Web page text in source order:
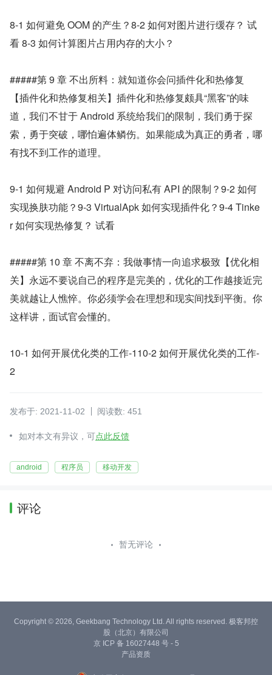
8-1 如何避免 OOM 的产生？8-2 如何对图片进行缓存？ 试
看 8-3 如何计算图片占用内存的大小？
#####第 9 章 不出所料：就知道你会问插件化和热修复
【插件化和热修复相关】插件化和热修复颇具“黑客”的味
道，我们不甘于 Android 系统给我们的限制，我们勇于探
索，勇于突破，哪怕遍体鳞伤。如果能成为真正的勇者，哪
有找不到工作的道理。
9-1 如何规避 Android P 对访问私有 API 的限制？9-2 如何
实现换肤功能？9-3 VirtualApk 如何实现插件化？9-4 Tinke
r 如何实现热修复？ 试看
#####第 10 章 不离不弃：我做事情一向追求极致【优化相
关】永远不要说自己的程序是完美的，优化的工作越接近完
美就越让人憔悴。你必须学会在理想和现实间找到平衡。你
这样讲，面试官会懂的。
10-1 如何开展优化类的工作-110-2 如何开展优化类的工作-
2
发布于: 2021-11-02 阅读数: 451
如对本文有异议，可点此反馈
android 程序员 移动开发
评论
暂无评论
Copyright © 2026, Geekbang Technology Ltd. All rights reserved. 极客邦控
股（北京）有限公司
京 ICP 备 16027448 号 - 5
产品资质